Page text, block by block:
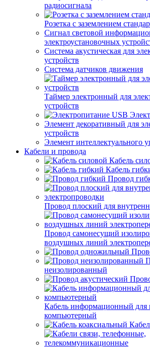
радиосигнала
Розетка с заземлением
Сигнал световой
электроустановочных
Система акустическая для
устройств
Система датчиков движения
Таймер электронный для
устройств
Элемент декоративный для
устройств
Элемент интеллектуального
Кабели и провода
Кабель
Кабель
Провод
Провод плоский для
Провод самонесущий
воздушных линий
неизолированный
Кабель информационный для
компьютерный